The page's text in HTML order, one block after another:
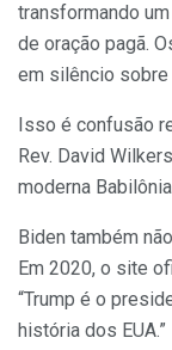
transformando
de oração pagã.
em silêncio
Isso é confusão
Rev. David
moderna
Biden também
Em 2020, o site
“Trump é o
história dos EUA.”